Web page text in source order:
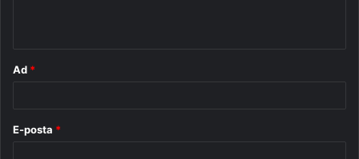
Ad *
E-posta *